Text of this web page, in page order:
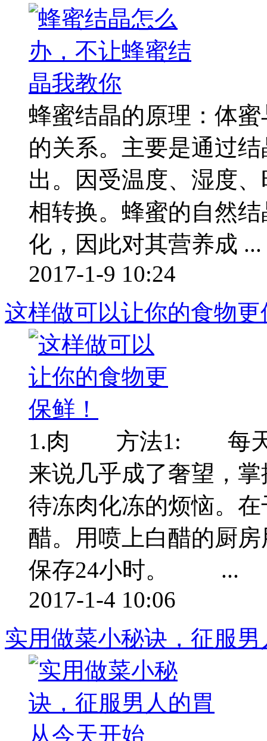
蜂蜜结晶的原理：体
的关系。主要是通过
出。因受温度、湿度
相转换。蜂蜜的自然
化，因此对其营养成 ...
2017-1-9 10:24
这样做可以让你的食物更
1.肉 方法1: 每天都
来说几乎成了奢望，
待冻肉化冻的烦恼。
醋。用喷上白醋的厨
保存24小时。 ...
2017-1-4 10:06
实用做菜小秘诀，征服